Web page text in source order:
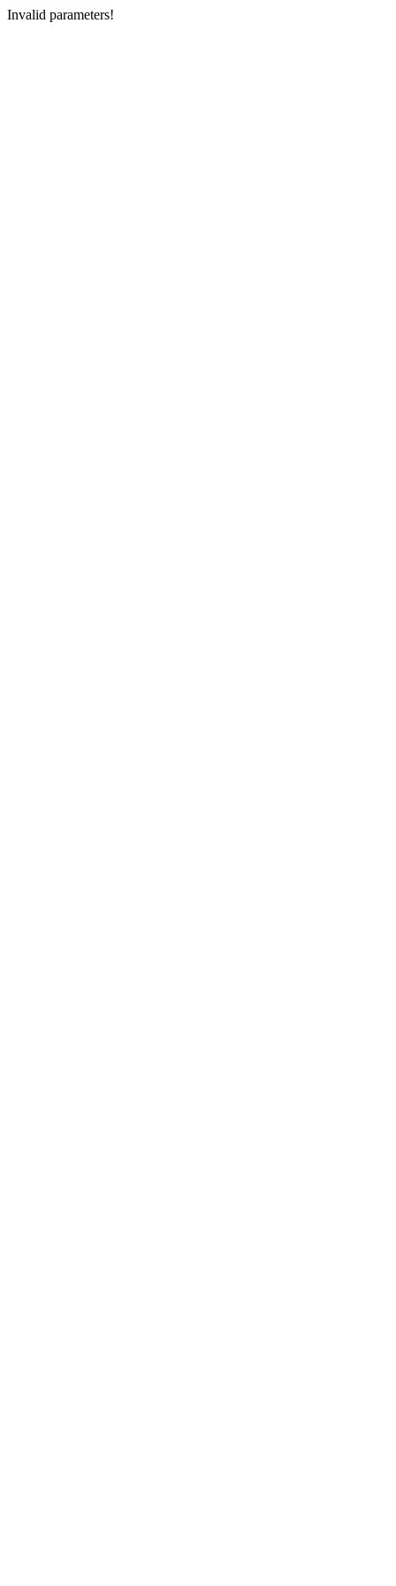
Invalid parameters!